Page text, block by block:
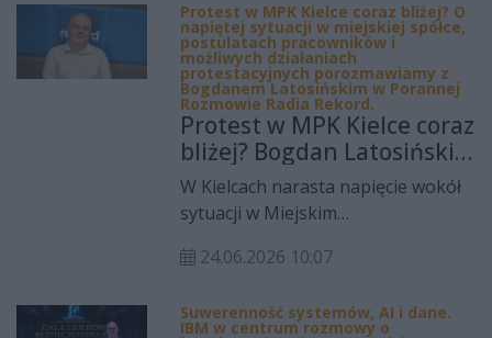
Żeromskiego w Kielcach.
Wyróżnienia przyznali widzowie,
dziennikarze, przedstawiciele władz
regionu oraz instytucje i media
współpracujące z teatrem.
Protest w MPK Kielce coraz bliżej? O
napiętej sytuacji w miejskiej spółce,
postulatach pracowników i
możliwych działaniach
protestacyjnych porozmawiamy z
Bogdanem Latosińskim w Porannej
Rozmowie Radia Rekord.
Protest w MPK Kielce coraz
bliżej? Bogdan Latosiński
gościem Porannej
Rozmowy Radia Rekord
W Kielcach narasta napięcie wokół
sytuacji w Miejskim
Związkowcy coraz głośniej mówią o
protestacyjnych, wskazując na
24.06.2026 10:07
Suwerenność systemów, AI i dane.
IBM w centrum rozmowy o